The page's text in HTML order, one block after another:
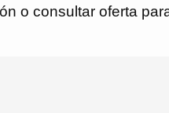
o consultar oferta